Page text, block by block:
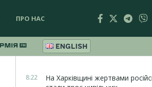
ПРО НАС
ENGLISH
8:22
На Харківщині жертвами